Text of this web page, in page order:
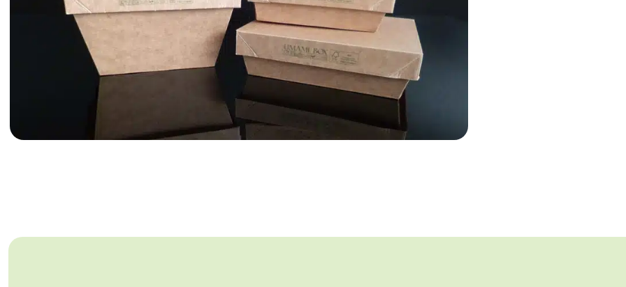
TERMOSALDABILI
PERSONALIZZATI